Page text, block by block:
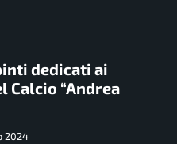
dedicati ai
Calcio “Andrea
2024